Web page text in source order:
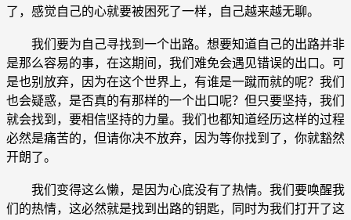
了，感觉自己的心就要被困死了一样，自己越来越无聊。
我们要为自己寻找到一个出路。想要知道自己的出路并非
是那么容易的事，在这期间，我们难免会遇见错误的出口。可
是也别放弃，因为在这个世界上，有谁是一蹴而就的呢？我们
也会疑惑，是否真的有那样的一个出口呢？但只要坚持，我们
就会找到，要相信坚持的力量。我们也都知道经历这样的过程
必然是痛苦的，但请你决不放弃，因为等你找到了，你就豁然
开朗了。
我们变得这么懒，是因为心底没有了热情。我们要唤醒我
们的热情，这必然就是找到出路的钥匙，同时为我们打开了这